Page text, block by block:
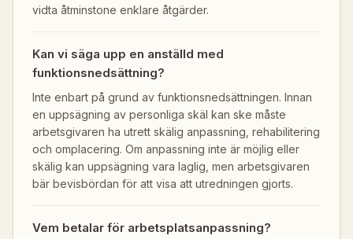
vidta åtminstone enklare åtgärder.
Kan vi säga upp en anställd med
funktionsnedsättning?
Inte enbart på grund av funktionsnedsättningen. Innan
en uppsägning av personliga skäl kan ske måste
arbetsgivaren ha utrett skälig anpassning, rehabilitering
och omplacering. Om anpassning inte är möjlig eller
skälig kan uppsägning vara laglig, men arbetsgivaren
bär bevisbördan för att visa att utredningen gjorts.
Vem betalar för arbetsplatsanpassning?